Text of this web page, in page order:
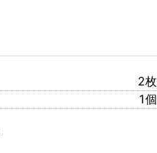
2枚
1個